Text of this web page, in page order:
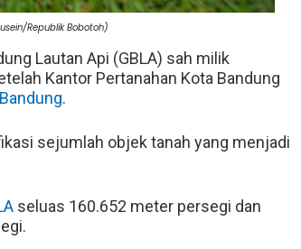
Republik Bobotoh)
Lautan Api (GBLA) sah milik
Kantor Pertanahan Kota Bandung
.
sejumlah objek tanah yang menjadi
seluas 160.652 meter persegi dan